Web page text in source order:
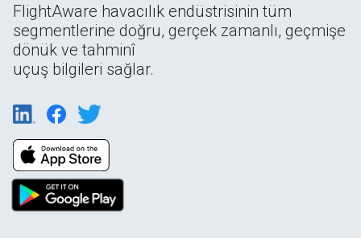
FlightAware havacılık endüstrisinin tüm
segmentlerine doğru, gerçek zamanlı, geçmişe
dönük ve tahminî
uçuş bilgileri sağlar.